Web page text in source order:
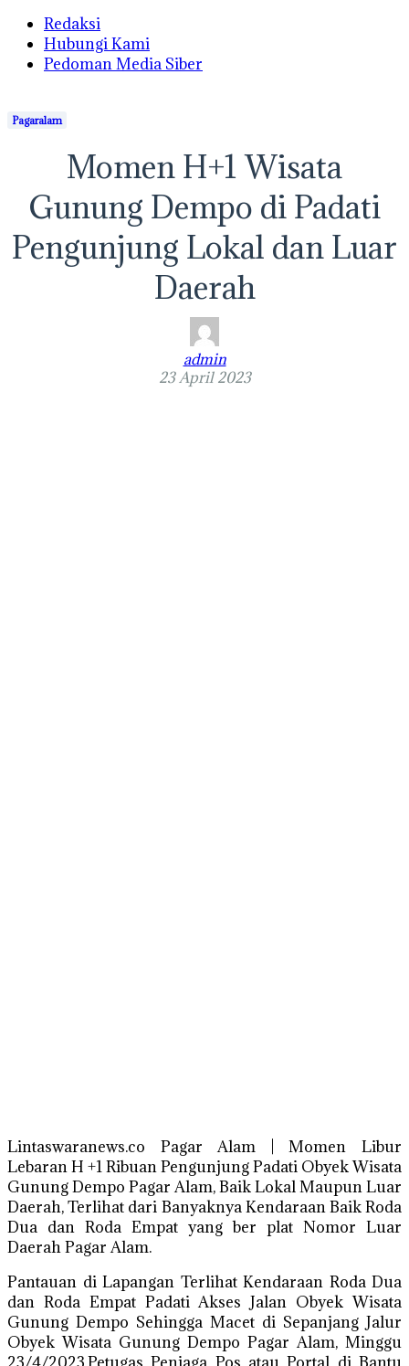
Redaksi
Hubungi Kami
Pedoman Media Siber
Pagaralam
Momen H+1 Wisata
Gunung Dempo di Padati
Pengunjung Lokal dan Luar
Daerah
admin
23 April 2023
Lintaswaranews.co Pagar Alam | Momen Libur
Lebaran H +1 Ribuan Pengunjung Padati Obyek Wisata
Gunung Dempo Pagar Alam, Baik Lokal Maupun Luar
Daerah, Terlihat dari Banyaknya Kendaraan Baik Roda
Dua dan Roda Empat yang ber plat Nomor Luar
Daerah Pagar Alam.
Pantauan di Lapangan Terlihat Kendaraan Roda Dua
dan Roda Empat Padati Akses Jalan Obyek Wisata
Gunung Dempo Sehingga Macet di Sepanjang Jalur
Obyek Wisata Gunung Dempo Pagar Alam, Minggu